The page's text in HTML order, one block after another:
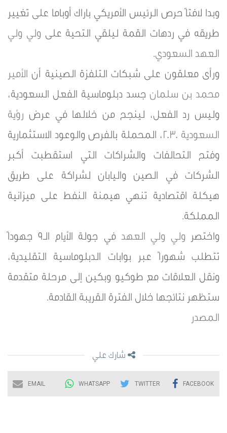
وبدا لافتاً حرص الرئيس الأمريكي باراك أوباما على تغيير
طريقه في ردهات القمة ليلقي التحية علىولي ولي
العهد السعودي.
ورأى معلقون على شبكات التلفزة الصينية أن الأمير
محمد بن سلمان جسد دبلوماسية الفعل السعودية،
وليس رد الفعل، لينجح من خلالها في عرض رؤية
السعودية 2030
، المحملة بالفرص والوعود الاستثمارية
وفتح التحالفات والشراكات التي استقطبت أكبر
الشركات في الصين واليابان لشراكة على طريق
هيكلة اقتصادية تنهي هيمنة النفط على ميزانية
المملكة.
واختصرولي ولي العهد
في جولة الأيام الـ9 جهوداً
تتطلب شهوراً عبر بوابات الدبلوماسية التقليدية،
ونقل العلاقات مع طوكيو وبكين إلى مرحلة متقدمة
ستظهر نتائجها خلال الفترة القريبة القادمة.
المصدر
شارك علي
FACEBOOK
TWITTER
WHATSAPP
EMAIL